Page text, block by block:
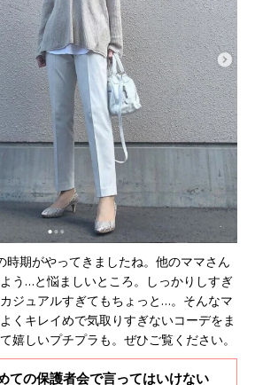
時期がやってきましたね。他のママさん
う…と悩ましいところ。しっかりしすぎ
ジュアルすぎてもちょっと…。そんなマ
くキレイめで気取りすぎないコーデをま
嬉しいプチプラも。ぜひご覧ください。
ての保護者会で言ってはいけない